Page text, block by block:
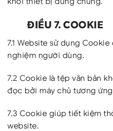
ĐIỀU 7. COOKIE
7.1 Website sử dụng
nghiệm người dùng.
7.2 Cookie là tệp văn bản
đọc bởi máy chủ tương
7.3 Cookie giúp tiết kiệm
website.